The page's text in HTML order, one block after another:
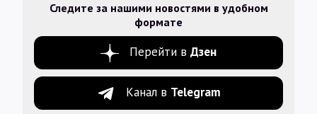
Следите за нашими новостями в удобном
формате
Перейти в Дзен
Канал в Telegram